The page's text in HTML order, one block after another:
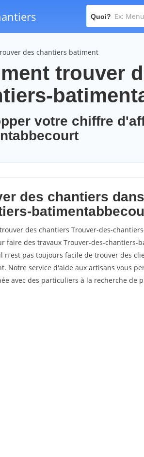
Quoi?
des chantiers batiment
trouver
votre chiffre
des chantiers
des chantiers Trouver-des-
faire des travaux Trouver-des-chantiers-
n'est pas toujours facile de trouver des
Notre service d'aide aux artisans vous
avec des particuliers à la recherche de